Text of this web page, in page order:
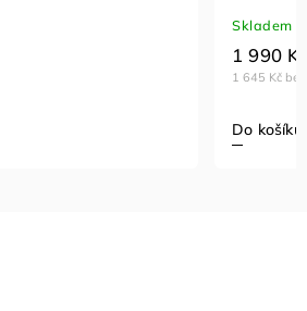
Skladem
1 645 Kč
1 990
Do košíku